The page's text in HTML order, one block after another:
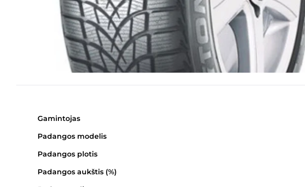
Gamintojas
Padangos modelis
Padangos plotis
Padangos aukštis (%)